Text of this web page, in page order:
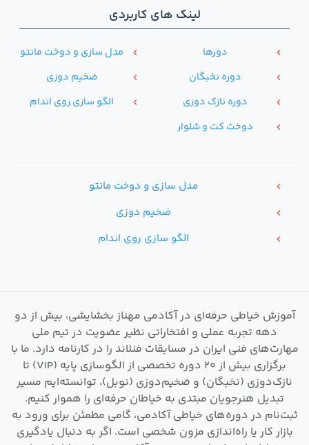
لینک های کاربردی
chevron_left دور‌ها
chevron_left دوره نخبگان
chevron_left دوره نازک دوزی
chevron_left دوخت کت و شلوار
chevron_left مدل سازی و دوخت مانتو
chevron_left ضخیم دوزی
chevron_left الگو سازی روی اندام
chevron_left مدل سازی و دوخت مانتو
chevron_left ضخیم دوزی
chevron_left الگو سازی روی اندام
آموزش خیاطی حرفه‌ای در آکادمی مهناز بخشایشی، بیش از دو
دهه تجربه عملی و افتخاراتی نظیر عضویت در تیم ملی
مهارت‌های فنی ایران در مسابقات فنلاند را در کارنامه دارد. ما با
برگزاری بیش از ۲۰ دوره تخصصی از الگوسازی پایه (VIP) تا
نازک‌دوزی (نخبگان) و ضخیم‌دوزی (نوبل)، توانسته‌ایم مسیر
تبدیل هنرجویان مبتدی به خیاطان حرفه‌ای را هموار کنیم.
ثبت‌نام در دوره‌های خیاطی آکادمی، گامی مطمئن برای ورود به
بازار کار یا راه‌اندازی مزون شخصی است. اگر به دنبال یادگیری